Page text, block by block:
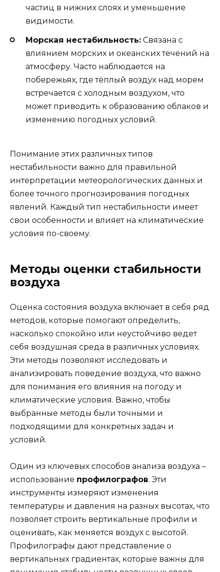
частиц в нижних слоях и уменьшение
видимости.
Морская нестабильность: Связана с
влиянием морских и океанских течений на
атмосферу. Часто наблюдается на
побережьях, где тёплый воздух над морем
встречается с холодным воздухом, что
может приводить к образованию облаков и
изменению погодных условий.
Понимание этих различных типов
нестабильности важно для правильной
интерпретации метеорологических данных и
более точного прогнозирования погодных
явлений. Каждый тип нестабильности имеет
свои особенности и влияет на климатические
условия по-своему.
Методы оценки стабильности
воздуха
Оценка состояния воздуха включает в себя ряд
методов, которые помогают определить,
насколько спокойно или неустойчиво ведет
себя воздушная среда в различных условиях.
Эти методы позволяют исследовать и
анализировать поведение воздуха, что важно
для понимания его влияния на погоду и
климатические условия. Важно, чтобы
выбранные методы были точными и
подходящими для конкретных задач и
условий.
Один из ключевых способов анализа воздуха –
использование профилографов. Эти
инструменты измеряют изменения
температуры и давления на разных высотах, что
позволяет строить вертикальные профили и
оценивать, как меняется воздух с высотой.
Профилографы дают представление о
вертикальных градиентах, которые важны для